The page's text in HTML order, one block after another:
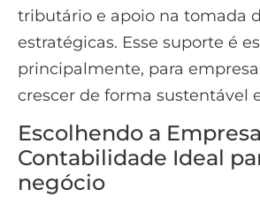
tributário e apoio na tomada
estratégicas. Esse suporte é
principalmente, para
crescer de forma sustentável
Escolhendo a
Contabilidade Ideal
negócio